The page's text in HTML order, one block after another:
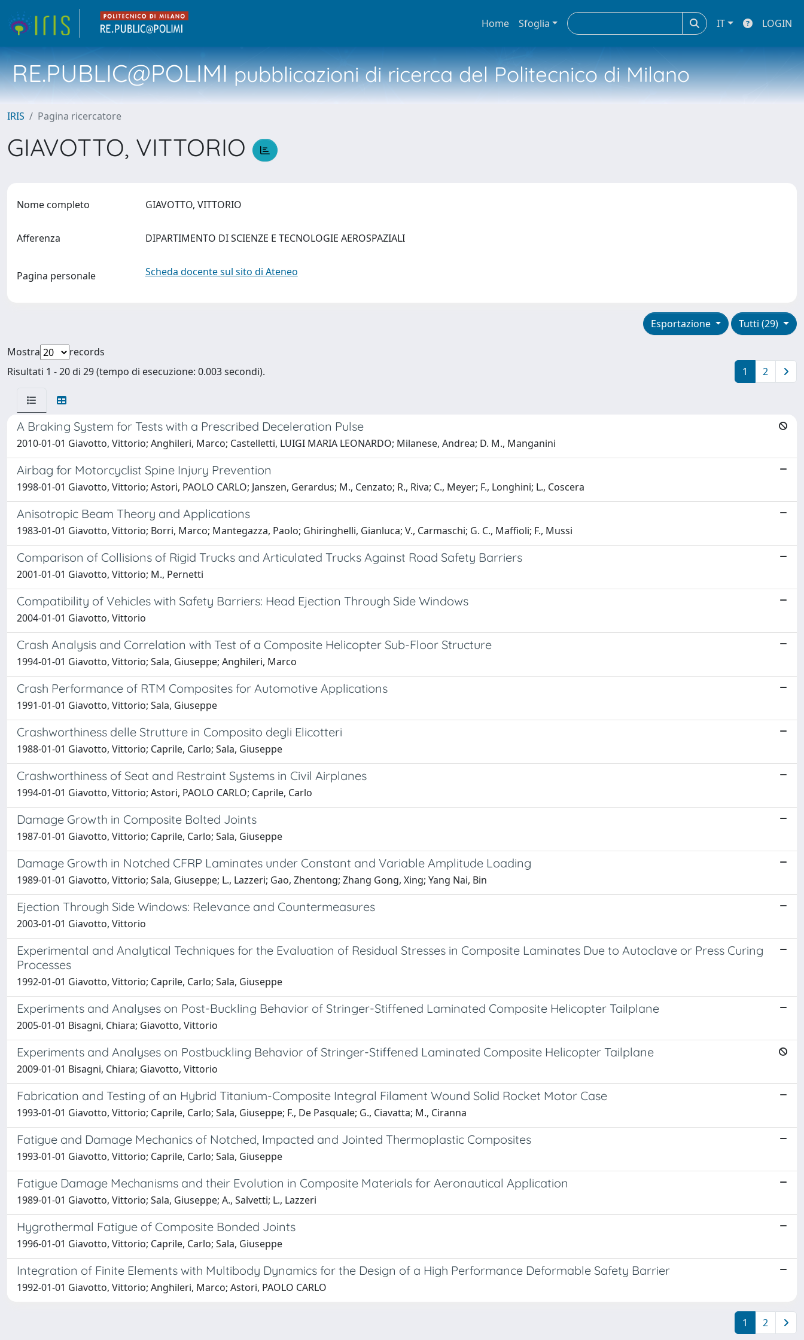
Home Sfoglia IT LOGIN
RE.PUBLIC@POLIMIpubblicazioni di ricerca del Politecnico di Milano
IRIS Pagina ricercatore
GIAVOTTO, VITTORIO
Nome completo GIAVOTTO, VITTORIO
Afferenza DIPARTIMENTO DI SCIENZE E TECNOLOGIE AEROSPAZIALI
Pagina personale Scheda docente sul sito di Ateneo
Tutti (29)
Esportazione
Mostra
records
Risultati 1 - 20 di 29 (tempo di esecuzione: 0.003 secondi).
1 2
A Braking System for Tests with a Prescribed Deceleration Pulse
2010-01-01 Giavotto, Vittorio; Anghileri, Marco; Castelletti, LUIGI MARIA LEONARDO; Milanese, Andrea; D. M., Manganini
Airbag for Motorcyclist Spine Injury Prevention
1998-01-01 Giavotto, Vittorio; Astori, PAOLO CARLO; Janszen, Gerardus; M., Cenzato; R., Riva; C., Meyer; F., Longhini; L., Coscera
Anisotropic Beam Theory and Applications
1983-01-01 Giavotto, Vittorio; Borri, Marco; Mantegazza, Paolo; Ghiringhelli, Gianluca; V., Carmaschi; G. C., Maffioli; F., Mussi
Comparison of Collisions of Rigid Trucks and Articulated Trucks Against Road Safety Barriers
2001-01-01 Giavotto, Vittorio; M., Pernetti
Compatibility of Vehicles with Safety Barriers: Head Ejection Through Side Windows
2004-01-01 Giavotto, Vittorio
Crash Analysis and Correlation with Test of a Composite Helicopter Sub-Floor Structure
1994-01-01 Giavotto, Vittorio; Sala, Giuseppe; Anghileri, Marco
Crash Performance of RTM Composites for Automotive Applications
1991-01-01 Giavotto, Vittorio; Sala, Giuseppe
Crashworthiness delle Strutture in Composito degli Elicotteri
1988-01-01 Giavotto, Vittorio; Caprile, Carlo; Sala, Giuseppe
Crashworthiness of Seat and Restraint Systems in Civil Airplanes
1994-01-01 Giavotto, Vittorio; Astori, PAOLO CARLO; Caprile, Carlo
Damage Growth in Composite Bolted Joints
1987-01-01 Giavotto, Vittorio; Caprile, Carlo; Sala, Giuseppe
Damage Growth in Notched CFRP Laminates under Constant and Variable Amplitude Loading
1989-01-01 Giavotto, Vittorio; Sala, Giuseppe; L., Lazzeri; Gao, Zhentong; Zhang Gong, Xing; Yang Nai, Bin
Ejection Through Side Windows: Relevance and Countermeasures
2003-01-01 Giavotto, Vittorio
Experimental and Analytical Techniques for the Evaluation of Residual Stresses in Composite Laminates Due to Autoclave or Press Curing
Processes
1992-01-01 Giavotto, Vittorio; Caprile, Carlo; Sala, Giuseppe
Experiments and Analyses on Post-Buckling Behavior of Stringer-Stiffened Laminated Composite Helicopter Tailplane
2005-01-01 Bisagni, Chiara; Giavotto, Vittorio
Experiments and Analyses on Postbuckling Behavior of Stringer-Stiffened Laminated Composite Helicopter Tailplane
2009-01-01 Bisagni, Chiara; Giavotto, Vittorio
Fabrication and Testing of an Hybrid Titanium-Composite Integral Filament Wound Solid Rocket Motor Case
1993-01-01 Giavotto, Vittorio; Caprile, Carlo; Sala, Giuseppe; F., De Pasquale; G., Ciavatta; M., Ciranna
Fatigue and Damage Mechanics of Notched, Impacted and Jointed Thermoplastic Composites
1993-01-01 Giavotto, Vittorio; Caprile, Carlo; Sala, Giuseppe
Fatigue Damage Mechanisms and their Evolution in Composite Materials for Aeronautical Application
1989-01-01 Giavotto, Vittorio; Sala, Giuseppe; A., Salvetti; L., Lazzeri
Hygrothermal Fatigue of Composite Bonded Joints
1996-01-01 Giavotto, Vittorio; Caprile, Carlo; Sala, Giuseppe
Integration of Finite Elements with Multibody Dynamics for the Design of a High Performance Deformable Safety Barrier
1992-01-01 Giavotto, Vittorio; Anghileri, Marco; Astori, PAOLO CARLO
1 2